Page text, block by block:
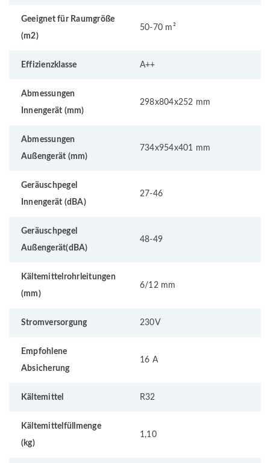
Geeignet für Raumgröße
(m2)
50-70 m²
Effizienzklasse A++
Abmessungen
Innengerät (mm)
298x804x252 mm
Abmessungen
Außengerät (mm)
734x954x401 mm
Geräuschpegel
Innengerät (dBA)
27-46
Geräuschpegel
Außengerät(dBA)
48-49
Kältemittelrohrleitungen
(mm)
6/12 mm
Stromversorgung 230V
Empfohlene
Absicherung
16 A
Kältemittel R32
Kältemittelfüllmenge
(kg)
1,10